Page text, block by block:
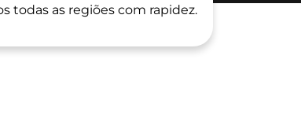
todas as regiões com rapidez.